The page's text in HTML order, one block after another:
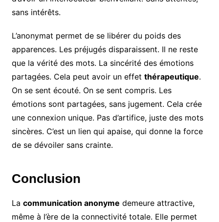
sans intérêts.
L’anonymat permet de se libérer du poids des
apparences. Les préjugés disparaissent. Il ne reste
que la vérité des mots. La sincérité des émotions
partagées. Cela peut avoir un effet thérapeutique.
On se sent écouté. On se sent compris. Les
émotions sont partagées, sans jugement. Cela crée
une connexion unique. Pas d’artifice, juste des mots
sincères. C’est un lien qui apaise, qui donne la force
de se dévoiler sans crainte.
Conclusion
La communication anonyme demeure attractive,
même à l’ère de la connectivité totale. Elle permet